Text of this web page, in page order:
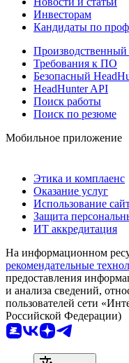
Инвесторам
Кандидаты по
Производственный
Требования к ПО
Безопасный
HeadHunter API
Поиск работы
Поиск по резюме
Мобильное приложение
Этика и комплаенс
Оказание услуг
Использование
Защита
ИТ аккредитация
На информационном
рекомендательные
предоставления
и анализа сведений,
пользователей сети
Российской Федерации)